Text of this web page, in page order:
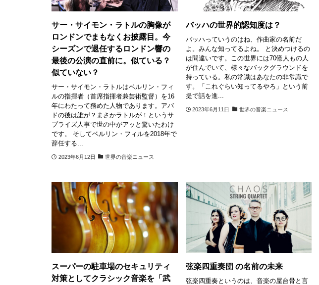
サー・サイモン・ラトルの胸像が
ロンドンでまもなくお披露目。今
シーズンで退任するロンドン響の
最後の公演の直前に。似ている？
似ていない？
サー・サイモン・ラトルはベルリン・フィ
ルの指揮者（首席指揮者兼芸術監督）を16
年にわたって務めた人物であります。アバ
ドの後は誰が？まさかラトルが！というサ
プライズ人事で世の中がアッと驚いたわけ
です。 そしてベルリン・フィルを2018年で
辞任する...
2023年6月12日 世界の音楽ニュース
バッハの世界的認知度は？
バッハっていうのはね、作曲家の名前だ
よ。みんな知ってるよね。 と決めつけるの
は間違いです。この世界には70億人もの人
が住んでいて、様々なバックグラウンドを
持っている。私の常識はあなたの非常識で
す。「これぐらい知ってるやろ」という前
提で話を進...
2023年6月11日 世界の音楽ニュース
スーパーの駐車場のセキュリティ
対策としてクラシック音楽を「武
弦楽四重奏団 の名前の未来
弦楽四重奏というのは、音楽の屋台骨と言